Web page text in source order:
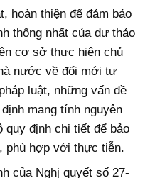
hoàn thiện để đảm bảo
thống nhất của dự thảo
cơ sở thực hiện chủ
nước về đổi mới tư
luật, những vấn đề
mang tính nguyên
quy định chi tiết để bảo
phù hợp với thực tiễn.
của Nghị quyết số 27-